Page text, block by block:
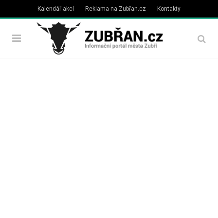
Kalendář akcí Reklama na Zubřan.cz Kontakty